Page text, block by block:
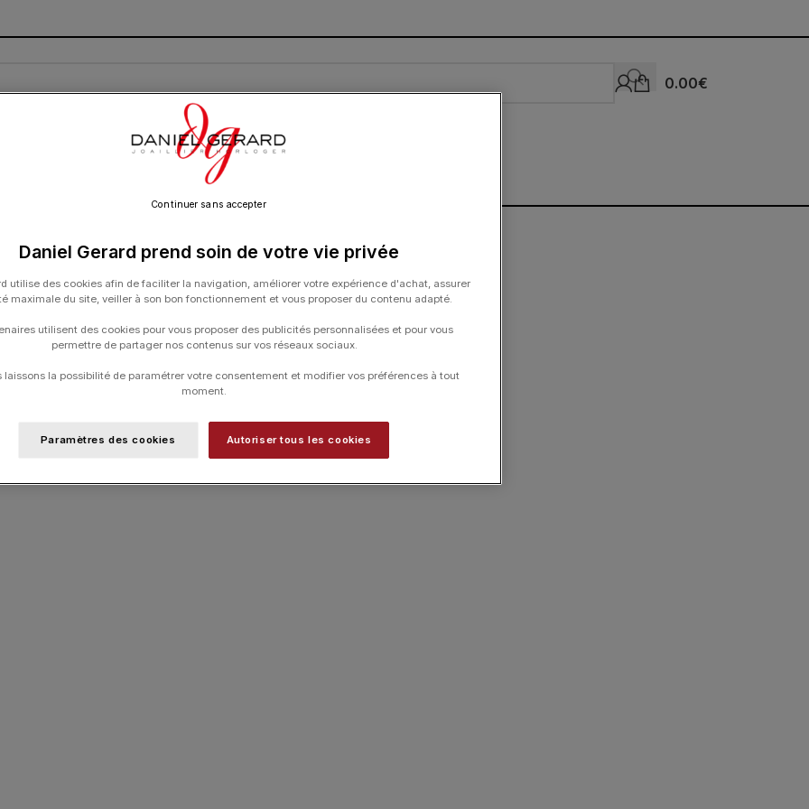
0.00€
CARTE CADEAUCONTACT
Daniel Gerard prend soin de votre vie privée
utilise des cookies afin de faciliter la navigation, améliorer votre expérience d'achat, assurer
maximale du site, veiller à son bon fonctionnement et vous proposer du contenu adapté.
utilisent des cookies pour vous proposer des publicités personnalisées et pour vous
permettre de partager nos contenus sur vos réseaux sociaux.
laissons la possibilité de paramétrer votre consentement et modifier vos préférences à tout
moment.
Paramètres des cookies Autoriser tous les cookies
Continuer sans accepter